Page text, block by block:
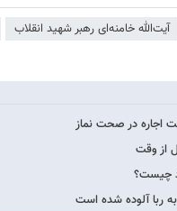
آیت‌الله خامنه‌ای رهبر شهید انقلاب
اجاره در صحت نماز
از وقت
چیست؟
ربا آلوده شده است